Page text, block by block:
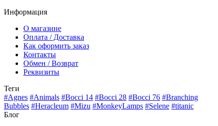
Информация
О магазине
Оплата / Доставка
Как оформить заказ
Контакты
Обмен / Возврат
Реквизиты
Теги
#Agnes #Animals #Bocci 14 #Bocci 28 #Bocci 76 #Branching
Bubbles #Heracleum #Mizu #MonkeyLamps #Selene #titanic
Блог